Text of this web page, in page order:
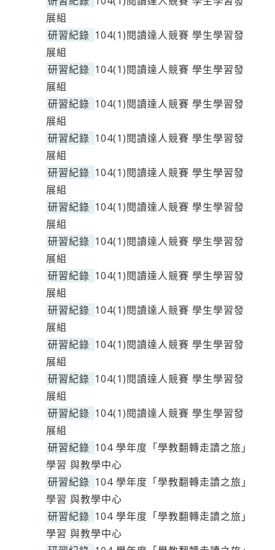
展組
研習紀錄 104(1)閱讀達人競賽 學生學習發
展組
研習紀錄 104(1)閱讀達人競賽 學生學習發
展組
研習紀錄 104(1)閱讀達人競賽 學生學習發
展組
研習紀錄 104(1)閱讀達人競賽 學生學習發
展組
研習紀錄 104(1)閱讀達人競賽 學生學習發
展組
研習紀錄 104(1)閱讀達人競賽 學生學習發
展組
研習紀錄 104(1)閱讀達人競賽 學生學習發
展組
研習紀錄 104(1)閱讀達人競賽 學生學習發
展組
研習紀錄 104(1)閱讀達人競賽 學生學習發
展組
研習紀錄 104(1)閱讀達人競賽 學生學習發
展組
研習紀錄 104(1)閱讀達人競賽 學生學習發
展組
研習紀錄 104(1)閱讀達人競賽 學生學習發
展組
研習紀錄 104 學年度「學教翻轉走讀之旅」
學習 與教學中心
研習紀錄 104 學年度「學教翻轉走讀之旅」
學習 與教學中心
研習紀錄 104 學年度「學教翻轉走讀之旅」
學習 與教學中心